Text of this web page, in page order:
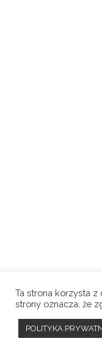
Ta strona korzysta z
strony oznacza, że
POLITYKA